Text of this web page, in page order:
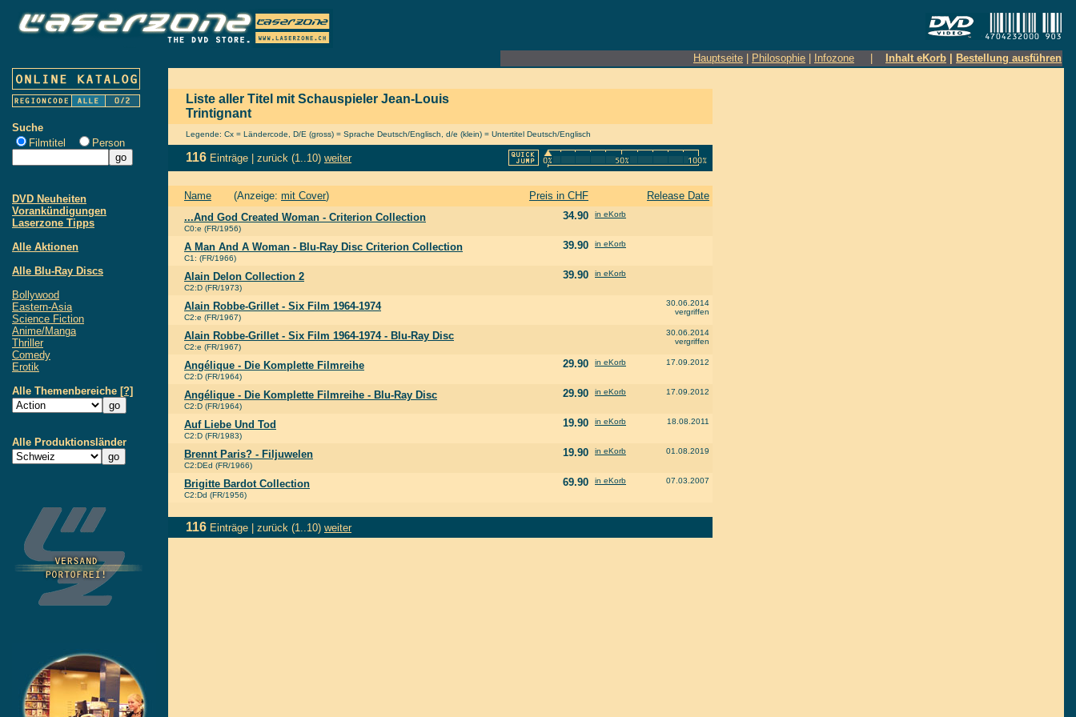
Hauptseite Philosophie Infozone Inhalt eKorb Bestellung ausführen
Suche
Filmtitel
Person
DVD Neuheiten
Vorankündigungen
Laserzone Tipps
Alle Aktionen
Alle Blu-Ray Discs
Bollywood
Eastern-Asia
Science Fiction
Anime/Manga
Thriller
Comedy
Erotik
Alle Themenbereiche [?]
Alle Produktionsländer
Liste aller Titel mit Schauspieler Jean-Louis
Trintignant
Legende: Cx = Ländercode, D/E (gross) = Sprache Deutsch/Englisch, d/e (klein) = Untertitel Deutsch/Englisch
116 Einträge | zurück (1..10) weiter
Name (Anzeige: mit Cover) Preis in CHF
Release Date
...And God Created Woman - Criterion Collection
C0:e (FR/1956)
34.90 in eKorb
A Man And A Woman - Blu-Ray Disc Criterion Collection
C1: (FR/1966)
39.90 in eKorb
Alain Delon Collection 2
C2:D (FR/1973)
39.90 in eKorb
Alain Robbe-Grillet - Six Film 1964-1974
C2:e (FR/1967)
30.06.2014
vergriffen
Alain Robbe-Grillet - Six Film 1964-1974 - Blu-Ray Disc
C2:e (FR/1967)
30.06.2014
vergriffen
Angélique - Die Komplette Filmreihe
C2:D (FR/1964)
29.90 in eKorb 17.09.2012
Angélique - Die Komplette Filmreihe - Blu-Ray Disc
C2:D (FR/1964)
29.90 in eKorb 17.09.2012
Auf Liebe Und Tod
C2:D (FR/1983)
19.90 in eKorb 18.08.2011
Brennt Paris? - Filjuwelen
C2:DEd (FR/1966)
19.90 in eKorb 01.08.2019
Brigitte Bardot Collection
C2:Dd (FR/1956)
69.90 in eKorb 07.03.2007
116 Einträge | zurück (1..10) weiter